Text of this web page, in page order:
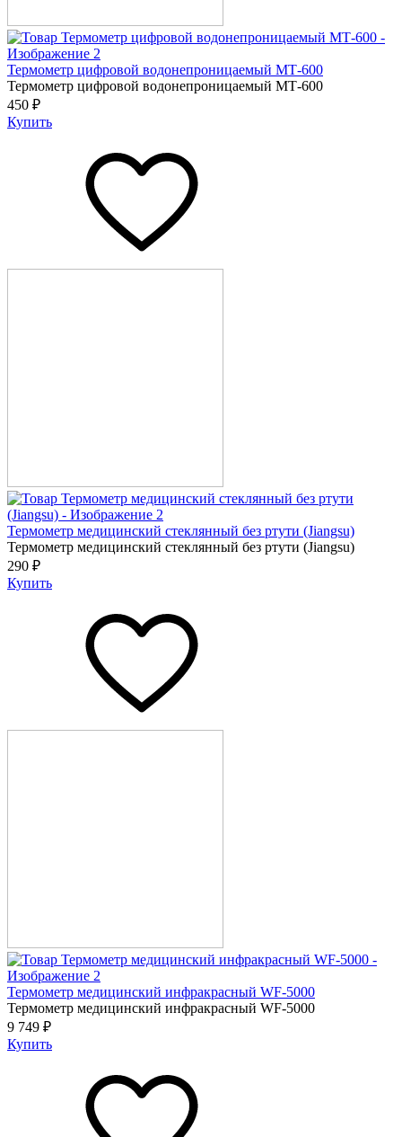
Термометр цифровой водонепроницаемый МТ-600
Термометр цифровой водонепроницаемый МТ-600
450 ₽
Купить
Термометр медицинский стеклянный без ртути (Jiangsu)
Термометр медицинский стеклянный без ртути (Jiangsu)
290 ₽
Купить
Термометр медицинский инфракрасный WF-5000
Термометр медицинский инфракрасный WF-5000
9 749 ₽
Купить